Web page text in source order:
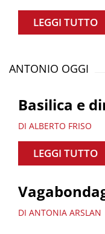
LEGGI TUTTO
ANTONIO OGGI
Basilica e
DI ALBERTO FRISO
LEGGI TUTTO
DI ANTONIA ARSLAN